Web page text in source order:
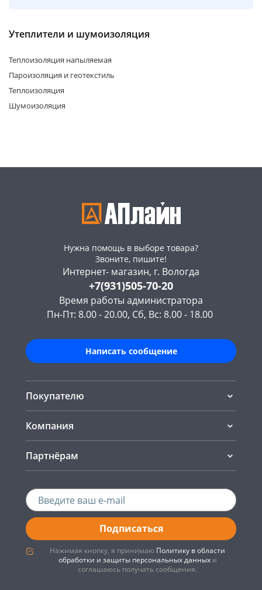
Утеплители и шумоизоляция
Теплоизоляция напыляемая
Пароизоляция и геотекстиль
Теплоизоляция
Шумоизоляция
Нужна помощь в выборе товара?
Звоните, пишите!
Интернет- магазин, г. Вологда
+7(931)505-70-20
Время работы администратора
Пн-Пт: 8.00 - 20.00, Сб, Вс: 8.00 - 18.00
Написать сообщение
Покупателю
Компания
Партнёрам
Подписаться
Нажимая кнопку, я принимаю Политику в области
обработки и защиты персональных данныхи
соглашаюсь получать сообщения.